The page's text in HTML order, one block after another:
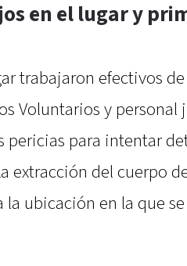
en el lugar y
trabajaron efectivos
Voluntarios y
pericias para intentar
extracción del cuerpo
la ubicación en la que